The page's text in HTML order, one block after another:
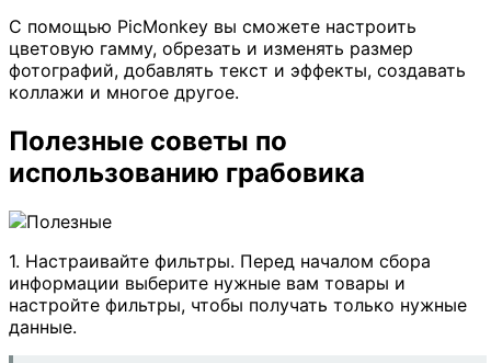
С помощью PicMonkey вы сможете настроить
цветовую гамму, обрезать и изменять размер
фотографий, добавлять текст и эффекты, создавать
коллажи и многое другое.
Полезные советы по
использованию грабовика
1. Настраивайте фильтры. Перед началом сбора
информации выберите нужные вам товары и
настройте фильтры, чтобы получать только нужные
данные.